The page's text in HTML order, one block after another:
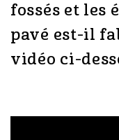
fossés et les
pavé est-il
vidéo ci-